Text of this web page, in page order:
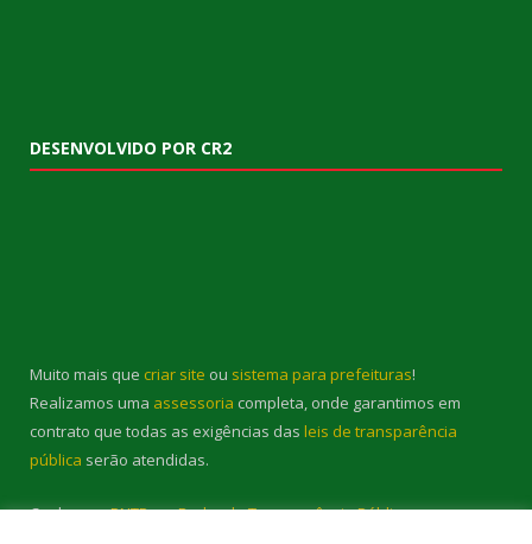
DESENVOLVIDO POR CR2
Muito mais que criar site ou sistema para prefeituras!
Realizamos uma assessoria completa, onde garantimos em
contrato que todas as exigências das leis de transparência
pública serão atendidas.
Conheça oPNTPe oRadar da Transparência Pública